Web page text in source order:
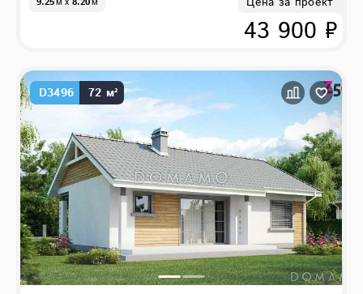
9.25м x 8.20м
43 900 ₽
D3496 72 м²